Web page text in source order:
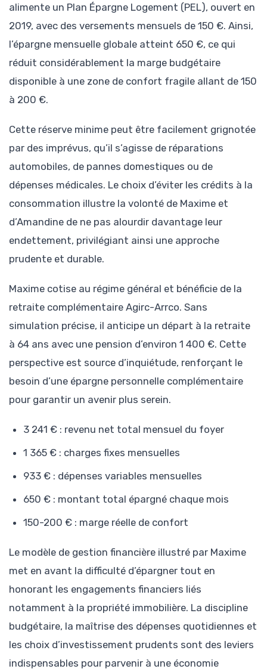
alimente un Plan Épargne Logement (PEL), ouvert en
2019, avec des versements mensuels de 150 €. Ainsi,
l’épargne mensuelle globale atteint 650 €, ce qui
réduit considérablement la marge budgétaire
disponible à une zone de confort fragile allant de 150
à 200 €.
Cette réserve minime peut être facilement grignotée
par des imprévus, qu’il s’agisse de réparations
automobiles, de pannes domestiques ou de
dépenses médicales. Le choix d’éviter les crédits à la
consommation illustre la volonté de Maxime et
d’Amandine de ne pas alourdir davantage leur
endettement, privilégiant ainsi une approche
prudente et durable.
Maxime cotise au régime général et bénéficie de la
retraite complémentaire Agirc-Arrco. Sans
simulation précise, il anticipe un départ à la retraite
à 64 ans avec une pension d’environ 1 400 €. Cette
perspective est source d’inquiétude, renforçant le
besoin d’une épargne personnelle complémentaire
pour garantir un avenir plus serein.
3 241 € : revenu net total mensuel du foyer
1 365 € : charges fixes mensuelles
933 € : dépenses variables mensuelles
650 € : montant total épargné chaque mois
150-200 € : marge réelle de confort
Le modèle de gestion financière illustré par Maxime
met en avant la difficulté d’épargner tout en
honorant les engagements financiers liés
notamment à la propriété immobilière. La discipline
budgétaire, la maîtrise des dépenses quotidiennes et
les choix d’investissement prudents sont des leviers
indispensables pour parvenir à une économie